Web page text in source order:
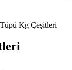
Tüpü Kg Çeşitleri